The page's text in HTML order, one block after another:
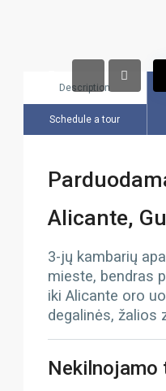
Description
Schedule a tour
Alicante,
3-jų kambarių
mieste, bendras
iki Alicante oro
degalinės, žalios
Nekilnojamo